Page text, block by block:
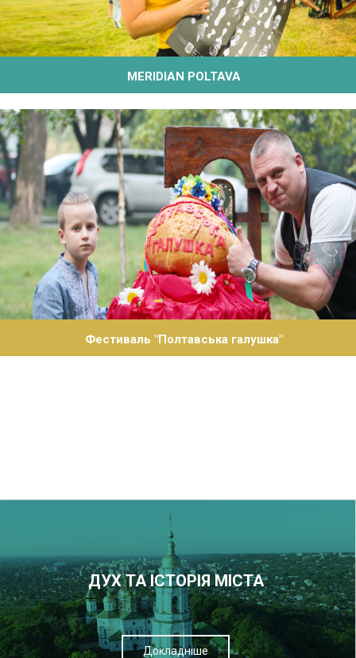
MERIDIAN POLTAVA
Фестиваль "Полтавська галушка"
ДУХ ТА ІСТОРІЯ МІСТА
Докладніше